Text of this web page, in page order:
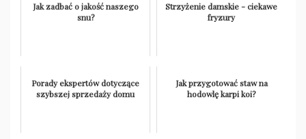
Jak zadbać o jakość naszego
snu?
Strzyżenie damskie - ciekawe
fryzury
Porady ekspertów dotyczące
szybszej sprzedaży domu
Jak przygotować staw na
hodowlę karpi koi?